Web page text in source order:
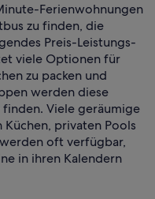
Ferienwohnungen
zu finden, die
Preis-Leistungs-
viele Optionen für
zu packen und
werden diese
Viele geräumige
privaten Pools
oft verfügbar,
in ihren Kalendern